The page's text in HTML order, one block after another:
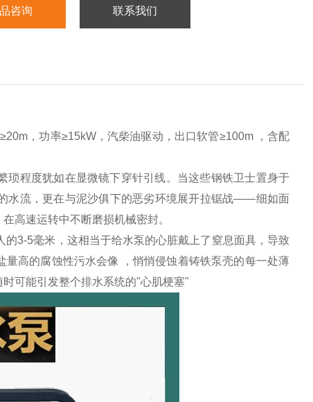
咨询 联系我们
，功率≥15kW，汽柴油驱动，出口软管≥100m ，含配
琐程度犹如在显微镜下穿针引线。当这些钢铁卫士置身于
水流，更在与泥沙俱下的恶劣环境展开拉锯战——细如面
高速运转中不断磨损机械密封。
3-5毫米，这相当于给水泵的心脏戴上了窒息面具，导致
量高的腐蚀性污水会像
，悄悄侵蚀着铸铁泵壳的每一处薄
可能引发整个排水系统的"心肌梗塞"